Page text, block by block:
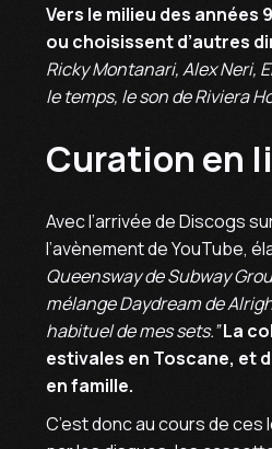
Vers le milieu des années
ou choisissent d’autres
Ricky Montanari, Alex Neri,
le temps, le son de Riviera
Curation en
Avec l’arrivée de Discogs
l’avènement de YouTube,
Queensway de Subway
mélange Daydream de
habituel de mes sets.” La
estivales en Toscane, et
en famille.
C’est donc au cours de